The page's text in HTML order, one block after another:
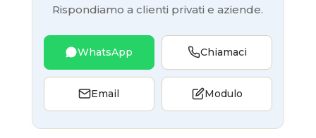
Rispondiamo a clienti privati e aziende.
WhatsApp Chiamaci
Email Modulo